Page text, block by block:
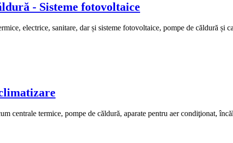
- Sisteme fotovoltaice
electrice, sanitare, dar și sisteme fotovoltaice, pompe de căldură și
termice, pompe de căldură, aparate pentru aer condiţionat,